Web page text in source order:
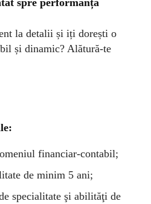
la detalii și iți dorești o
și dinamic? Alătură-te
financiar-contabil;
de minim 5 ani;
specialitate şi abilităţi de